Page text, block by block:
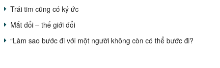
Trái tim cũng có ký ức
Mắt đổi – thế giới đổi
“Làm sao bước đi với một người không còn có thể bước đi?